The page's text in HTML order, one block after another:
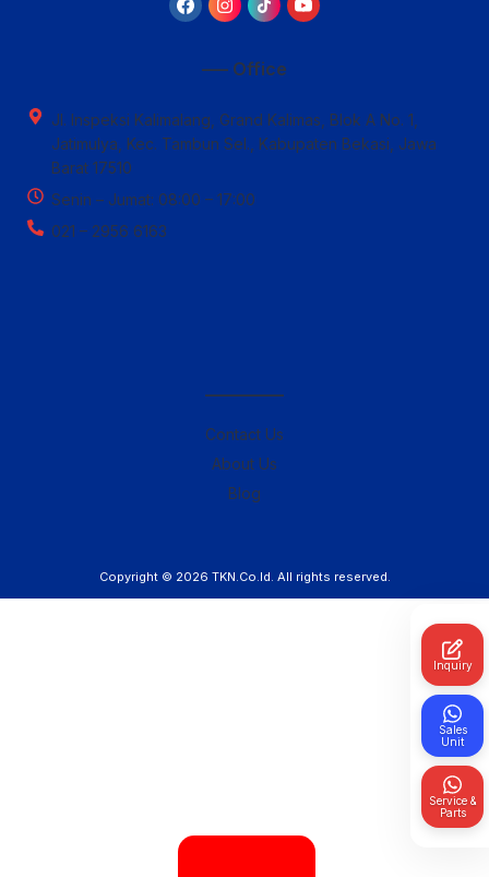
—– Office
Jl. Inspeksi Kalimalang, Grand Kalimas, Blok A No. 1,
Jatimulya, Kec. Tambun Sel., Kabupaten Bekasi, Jawa
Barat 17510
Senin – Jumat: 08:00 – 17:00
021 – 2956 6163
————–
Contact Us
About Us
Blog
Copyright © 2026 TKN.Co.Id . All rights reserved.
Inquiry
Sales
Unit
Service &
Parts